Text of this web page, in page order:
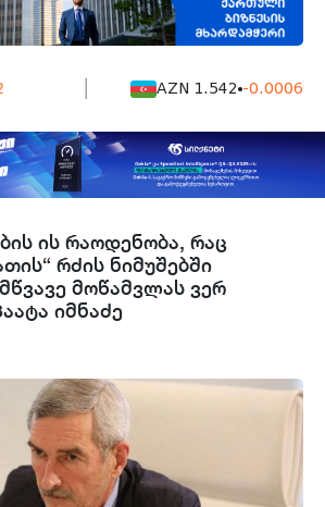
AZN 1.542 -0.0006
ის რაოდენობა, რაც
რძის ნიმუშებში
მოწამვლას ვერ
იმნაძე